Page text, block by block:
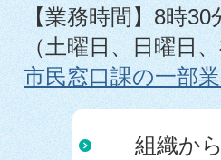
【業務時間】8時
（土曜日、日曜日
市民窓口課の一部
組織か